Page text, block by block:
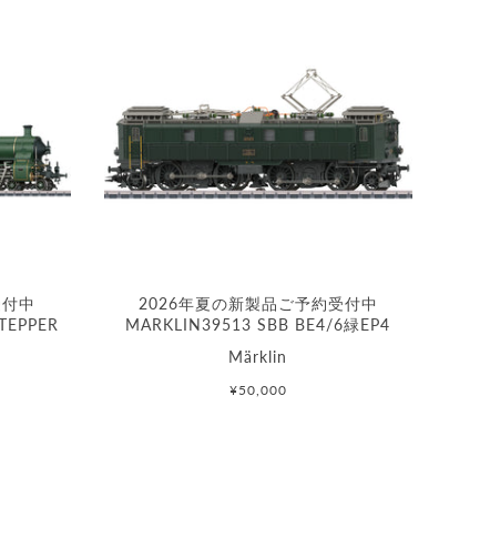
中
2026年夏の新製品ご予約受付中
MARKLIN39513 SBB BE4/6緑EP4
Märklin
¥50,000